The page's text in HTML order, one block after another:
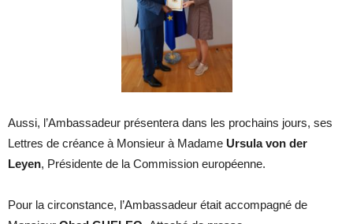
Aussi, l’Ambassadeur présentera dans les prochains jours, ses
Lettres de créance à Monsieur à Madame Ursula von der
Leyen, Présidente de la Commission européenne.
Pour la circonstance, l’Ambassadeur était accompagné de